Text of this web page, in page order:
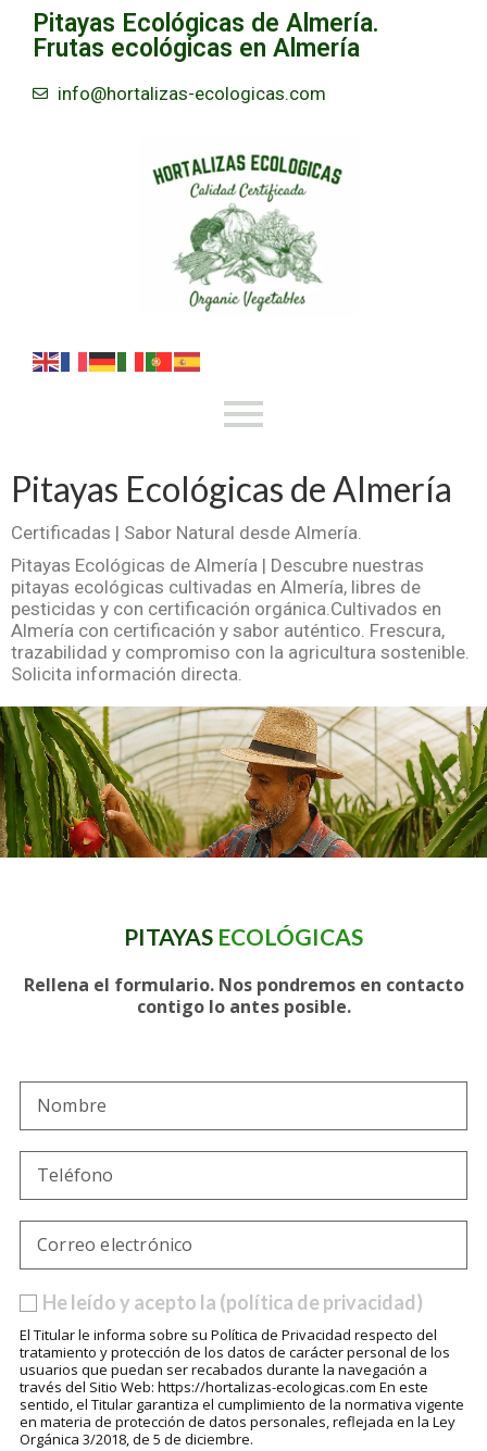
Pitayas Ecológicas de Almería.
Frutas ecológicas en Almería
info@hortalizas-ecologicas.com
Pitayas Ecológicas de Almería
Certificadas | Sabor Natural desde Almería.
Pitayas Ecológicas de Almería | Descubre nuestras
pitayas ecológicas cultivadas en Almería, libres de
pesticidas y con certificación orgánica.Cultivados en
Almería con certificación y sabor auténtico. Frescura,
trazabilidad y compromiso con la agricultura sostenible.
Solicita información directa.
PITAYAS ECOLÓGICAS
Rellena el formulario. Nos pondremos en contacto
contigo lo antes posible.
He leído y acepto la (política de privacidad)
El Titular le informa sobre su Política de Privacidad respecto del
tratamiento y protección de los datos de carácter personal de los
usuarios que puedan ser recabados durante la navegación a
través del Sitio Web: https://hortalizas-ecologicas.com En este
sentido, el Titular garantiza el cumplimiento de la normativa vigente
en materia de protección de datos personales, reflejada en la Ley
Orgánica 3/2018, de 5 de diciembre.